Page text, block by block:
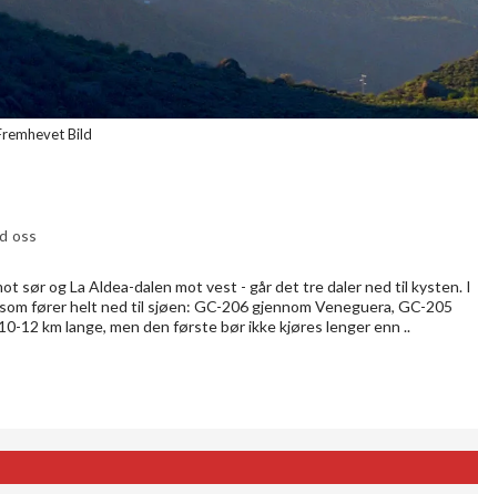
Bild
oss
sør og La Aldea-dalen mot vest - går det tre daler ned til kysten. I
fører helt ned til sjøen: GC-206 gjennom Veneguera, GC-205
12 km lange, men den første bør ikke kjøres lenger enn ..